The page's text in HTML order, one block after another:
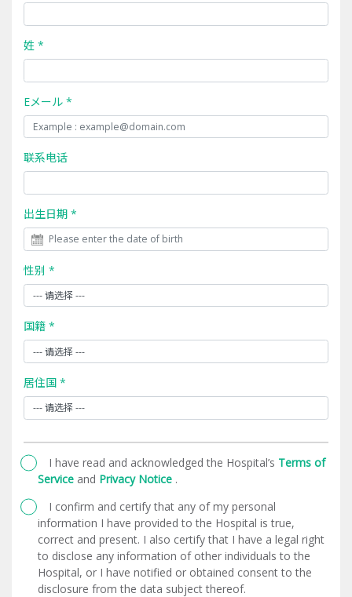
姓 *
Eメール *
联系电话
出生日期 *
性别 *
国籍 *
居住国 *
I have read and acknowledged the Hospital’s Terms of
Service and Privacy Notice .
I confirm and certify that any of my personal
information I have provided to the Hospital is true,
correct and present. I also certify that I have a legal right
to disclose any information of other individuals to the
Hospital, or I have notified or obtained consent to the
disclosure from the data subject thereof.